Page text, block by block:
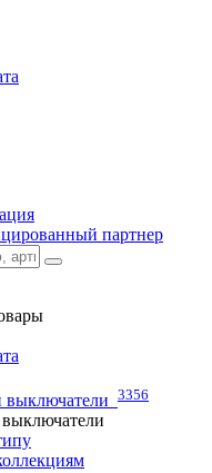
партнер
выключатели 3356